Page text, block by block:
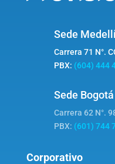
Sede
Carrera 71 N°.
PBX: (604) 444
Sede Bogotá
Carrera 62 N°.
PBX: (601) 744
Corporativo